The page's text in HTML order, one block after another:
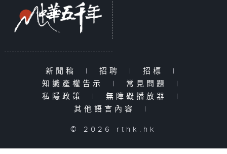
新聞稿 | 招聘 | 招標
|
知識產權告示
| 常見問題
|
私隱政策
| 無障礙播放器
|
其他語言內容
|
© 2026 rthk.hk